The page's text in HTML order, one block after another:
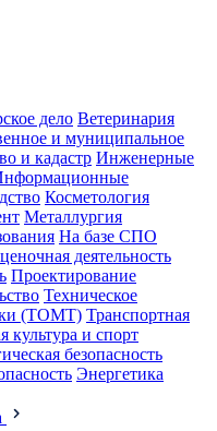
дело Ветеринария
и муниципальное
и кадастр Инженерные
Косметология
Металлургия
На базе СПО
деятельность
Проектирование
Техническое
(ТОМТ) Транспортная
культура и спорт
безопасность
Энергетика